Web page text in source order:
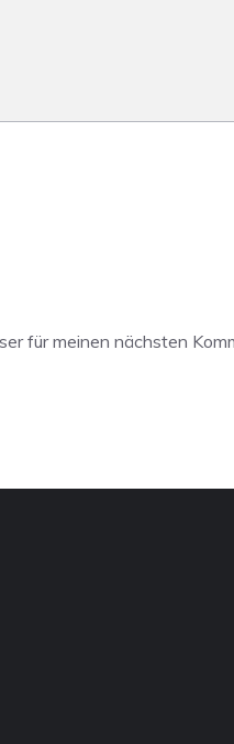
für meinen nächsten